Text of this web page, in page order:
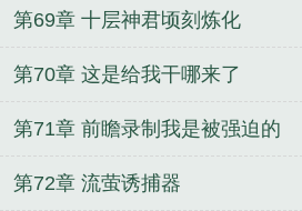
第69章 十层神君顷刻炼化
第70章 这是给我干哪来了
第71章 前瞻录制我是被强迫的
第72章 流萤诱捕器